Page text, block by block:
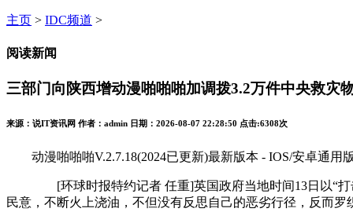
主页 > IDC频道 >
阅读新闻
三部门向陕西增动漫啪啪啪加调拨3.2万件中央救灾
来源：说IT资讯网 作者：admin 日期：2026-08-07 22:28:50 点击:6308次
动漫啪啪啪V.2.7.18(2024已更新)最新版本 - IOS/安卓通用
[环球时报特约记者 任重]英国政府当地时间13日以“打击
民意，不断火上浇油，不但没有反思自己的恶劣行径，反而